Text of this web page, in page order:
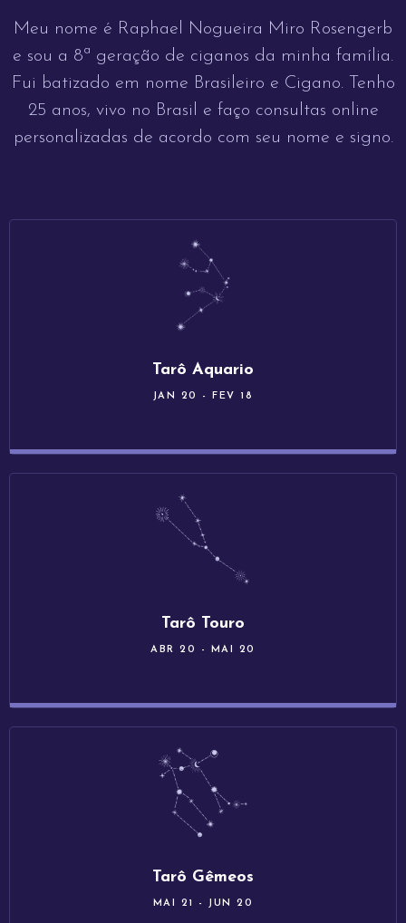
Meu nome é Raphael Nogueira Miro Rosengerb
e sou a 8ª geração de ciganos da minha família.
Fui batizado em nome Brasileiro e Cigano. Tenho
25 anos, vivo no Brasil e faço consultas online
personalizadas de acordo com seu nome e signo.
Tarô Aquario
JAN 20 - FEV 18
Tarô Touro
ABR 20 - MAI 20
Tarô Gêmeos
MAI 21 - JUN 20